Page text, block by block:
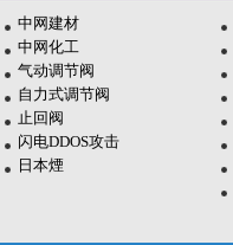
中网建材
中网化工
气动调节阀
自力式调节阀
止回阀
闪电DDOS攻击
日本煙